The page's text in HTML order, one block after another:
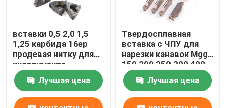
вставки 0,5 2,0 1,5
1,25 карбида 16ер
продевая нитку для
инструмента
токарной обработки
резьбы ИСОЛучшая цена
Твердосплавная
вставка с ЧПУ для
нарезки канавок Mggn
150 200 250 300 400
500 L R Jm
Надрезный
инструмент
Лучшая цена